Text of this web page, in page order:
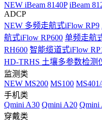
NEW iBeam 8140P iBeam
ADCP
NEW 多频走航式iFlow RP9
航式iFlow RP600 单频走航
RH600 智能缆道式iFlow
HD-TRHS 土壤多参数检测
监测类
NEW MS200 MS100 MS401/
手机类
Qmini A30 Qmini A20 Qmini
穿戴类